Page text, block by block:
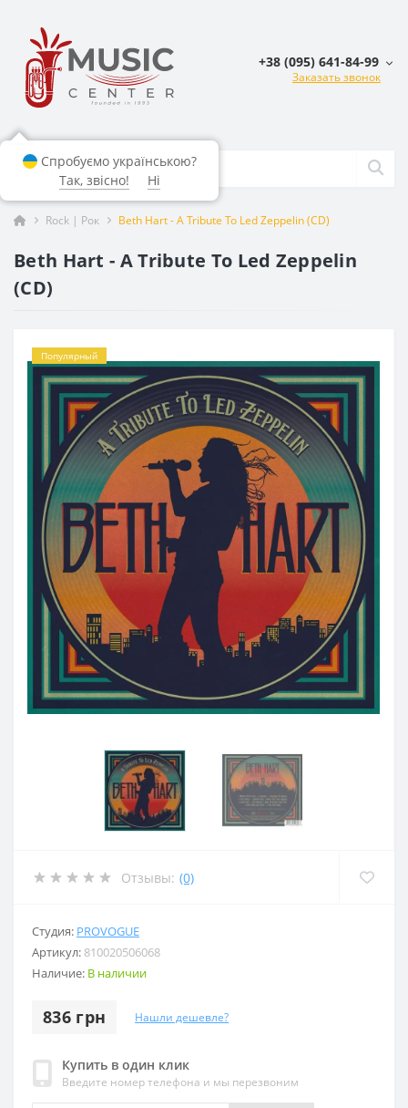
+38 (095) 641-84-99
Заказать звонок
Rock | Рок Beth Hart - A Tribute To Led Zeppelin (CD)
Beth Hart - A Tribute To Led Zeppelin
(CD)
Популярный
Отзывы: (0)
Студия: PROVOGUE
Артикул: 810020506068
Наличие: В наличии
836 грн Нашли дешевле?
Купить в один клик
Введите номер телефона и мы перезвоним
Спробуємо українською?
Так, звісно!
Ні